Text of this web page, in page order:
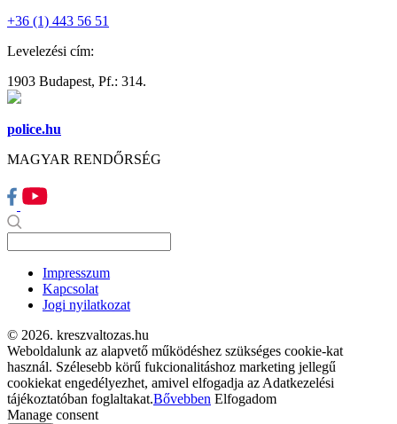
+36 (1) 443 56 51
Levelezési cím:
1903 Budapest, Pf.: 314.
police.hu
MAGYAR RENDŐRSÉG
Impresszum
Kapcsolat
Jogi nyilatkozat
© 2026. kreszvaltozas.hu
Weboldalunk az alapvető működéshez szükséges cookie-kat
használ. Szélesebb körű fukcionalitáshoz marketing jellegű
cookiekat engedélyezhet, amivel elfogadja az Adatkezelési
tájékoztatóban foglaltakat.Bővebben Elfogadom
Manage consent